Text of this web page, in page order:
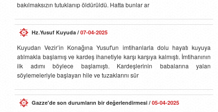
bakılmaksızın tutuklanıp öldürüldü. Hatta bunlar ar
Hz.Yusuf Kuyuda / 07-04-2025
Kuyudan Vezir’in Konağına Yusuf'un imtihanlarla dolu hayatı kuyuya
atılmakla başlamış ve kardeş ihanetiyle karşı karşıya kalmıştı. İmtihanının
ilk adımı böylece başlamıştı. Kardeşlerinin babalarına yalan
söylemeleriyle başlayan hile ve tuzaklarını sür
Gazze'de son durumların bir değerlendirmesi / 05-04-2025